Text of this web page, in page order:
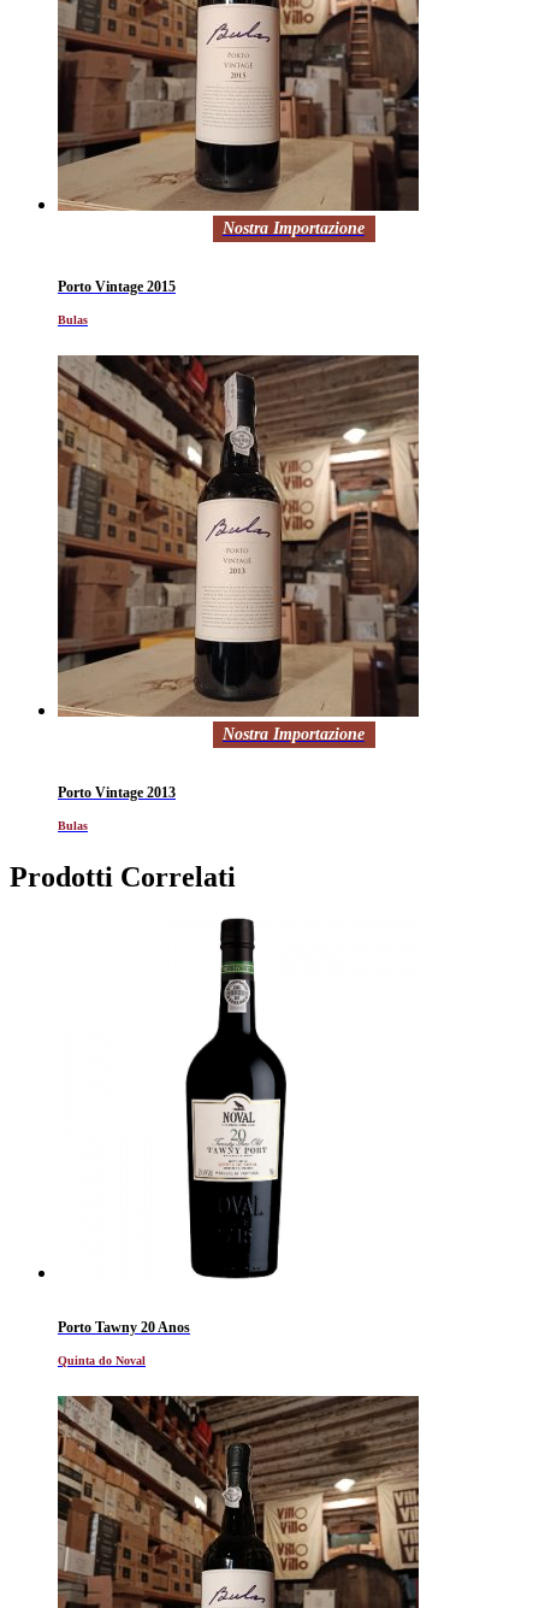
Nostra Importazione
Porto Vintage 2015
Bulas
Nostra Importazione
Porto Vintage 2013
Bulas
Prodotti Correlati
Porto Tawny 20 Anos
Quinta do Noval